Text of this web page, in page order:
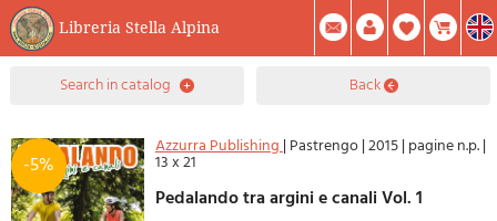
Libreria Stella Alpina
0Item(s) In Your Cart
Summary
Facebook
Create Account Mod. Password
search in catalog back
-5%
Azzurra Publishing| Pastrengo|2015| pagine n.p.|
13 x 21
Pedalando tra argini e canali Vol. 1